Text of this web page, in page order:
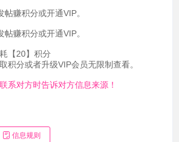
帖赚积分或开通VIP。
帖赚积分或开通VIP。
【20】积分
积分或者升级VIP会员无限制查看。
系对方时告诉对方信息来源！
信息规则